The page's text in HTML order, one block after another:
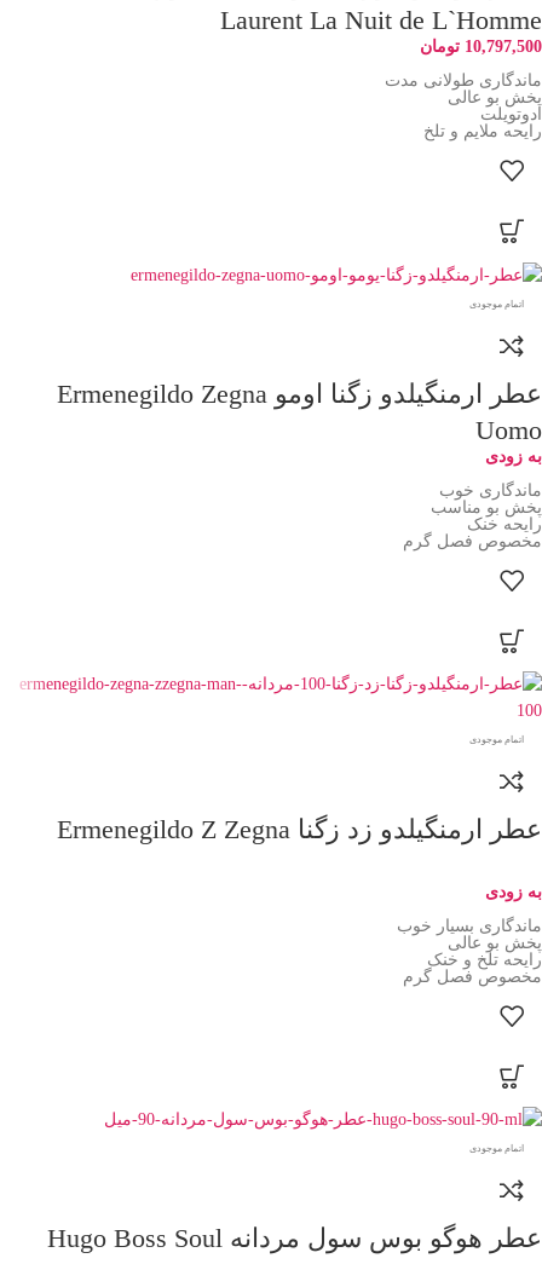
Laurent La Nuit de L`Homme
10,797,500 تومان
ماندگاری طولانی مدت
پخش بو عالی
ادوتویلت
رایحه ملایم و تلخ
اتمام موجودی
عطر ارمنگیلدو زگنا اومو Ermenegildo Zegna
Uomo
به زودی
ماندگاری خوب
پخش بو مناسب
رایحه خنک
مخصوص فصل گرم
اتمام موجودی
عطر ارمنگیلدو زد زگنا Ermenegildo Z Zegna
به زودی
ماندگاری بسیار خوب
پخش بو عالی
رایحه تلخ و خنک
مخصوص فصل گرم
اتمام موجودی
عطر هوگو بوس سول مردانه Hugo Boss Soul